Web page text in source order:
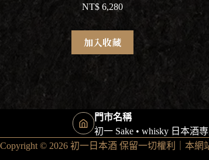
NT$6,280
加入收藏
門市名稱
初一 Sake • whisky 日本酒
Copyright © 2026 初一日本酒 保留一切權利｜本網